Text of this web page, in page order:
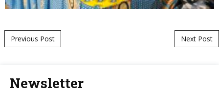
Post navigation
Previous Post Next Post
Newsletter